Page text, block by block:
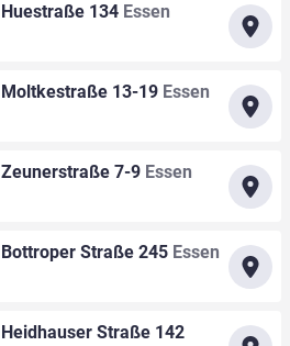
Huestraße 134 Essen
Moltkestraße 13-19 Essen
Zeunerstraße 7-9 Essen
Bottroper Straße 245 Essen
Heidhauser Straße 142